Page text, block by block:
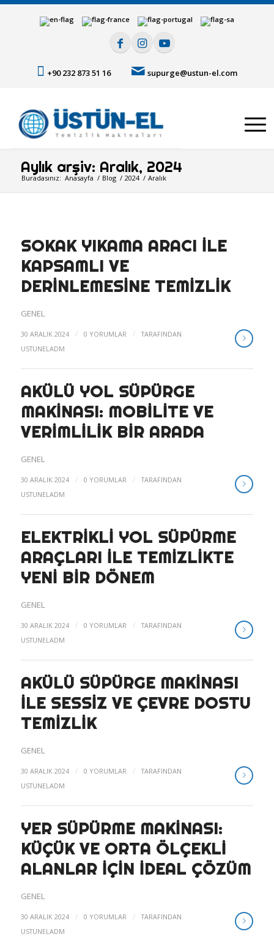
+90 232 873 51 16 supurge@ustun-el.com
Aylık arşiv: Aralık, 2024
Buradasınız: Anasayfa / Blog / 2024 / Aralık
SOKAK YIKAMA ARACI ILE
KAPSAMLI VE
DERINLEMESINE TEMIZLIK
GENEL
30 ARALIK 2024 / 0 YORUMLAR /
TARAFINDAN
USTUNELADM
AKÜLÜ YOL SÜPÜRGE
MAKINASI: MOBILITE VE
VERIMLILIK BIR ARADA
GENEL
30 ARALIK 2024 / 0 YORUMLAR /
TARAFINDAN
USTUNELADM
ELEKTRIKLI YOL SÜPÜRME
ARAÇLARI ILE TEMIZLIKTE
YENI BIR DÖNEM
GENEL
30 ARALIK 2024 / 0 YORUMLAR /
TARAFINDAN
USTUNELADM
AKÜLÜ SÜPÜRGE MAKINASI
ILE SESSIZ VE ÇEVRE DOSTU
TEMIZLIK
GENEL
30 ARALIK 2024 / 0 YORUMLAR /
TARAFINDAN
USTUNELADM
YER SÜPÜRME MAKINASI:
KÜÇÜK VE ORTA ÖLÇEKLI
ALANLAR İÇIN İDEAL ÇÖZÜM
GENEL
30 ARALIK 2024 / 0 YORUMLAR /
TARAFINDAN
USTUNELADM